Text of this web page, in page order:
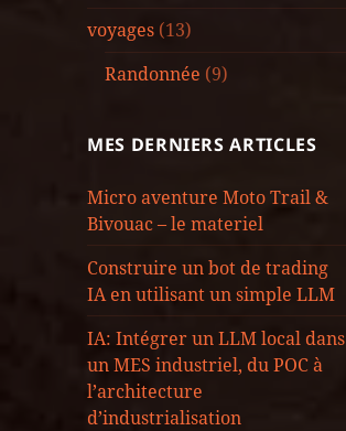
voyages (13)
Randonnée (9)
MES DERNIERS ARTICLES
Micro aventure Moto Trail &
Bivouac – le materiel
Construire un bot de trading
IA en utilisant un simple LLM
IA: Intégrer un LLM local dans
un MES industriel, du POC à
l’architecture
d’industrialisation